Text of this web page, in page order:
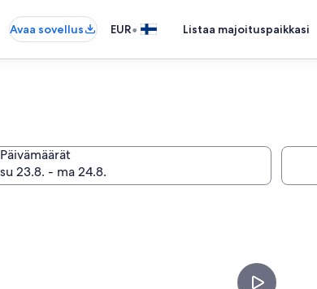
Avaa sovellus EUR• Listaa majoituspaikkasi
Päivämäärät